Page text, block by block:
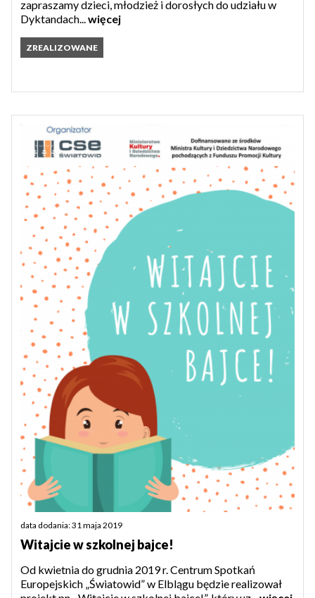
zapraszamy dzieci, młodzież i dorosłych do udziału w
Dyktandach... więcej
ZREALIZOWANE
data dodania: 31 maja 2019
Witajcie w szkolnej bajce!
Od kwietnia do grudnia 2019 r. Centrum Spotkań
Europejskich „Światowid” w Elblągu będzie realizował